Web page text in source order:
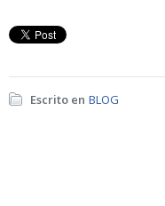
Escrito en BLOG